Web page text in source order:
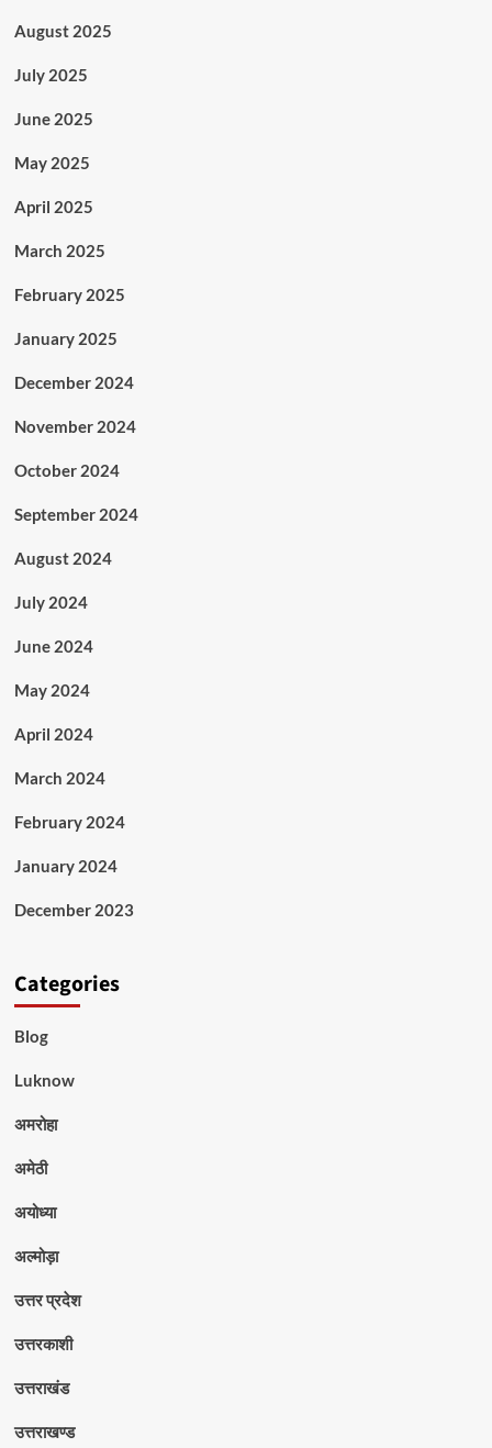
August 2025
July 2025
June 2025
May 2025
April 2025
March 2025
February 2025
January 2025
December 2024
November 2024
October 2024
September 2024
August 2024
July 2024
June 2024
May 2024
April 2024
March 2024
February 2024
January 2024
December 2023
Categories
Blog
Luknow
अमरोहा
अमेठी
अयोध्या
अल्मोड़ा
उत्तर प्रदेश
उत्तरकाशी
उत्तराखंड
उत्तराखण्ड